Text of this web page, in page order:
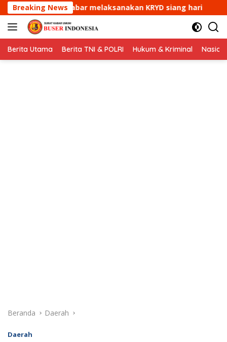
Langsung
ke
konten
Breaking News
KRYD siang hari Aipda Ade Mulyana
Berita Utama Berita TNI & POLRI Hukum & Kriminal
Beranda Daerah
Daerah